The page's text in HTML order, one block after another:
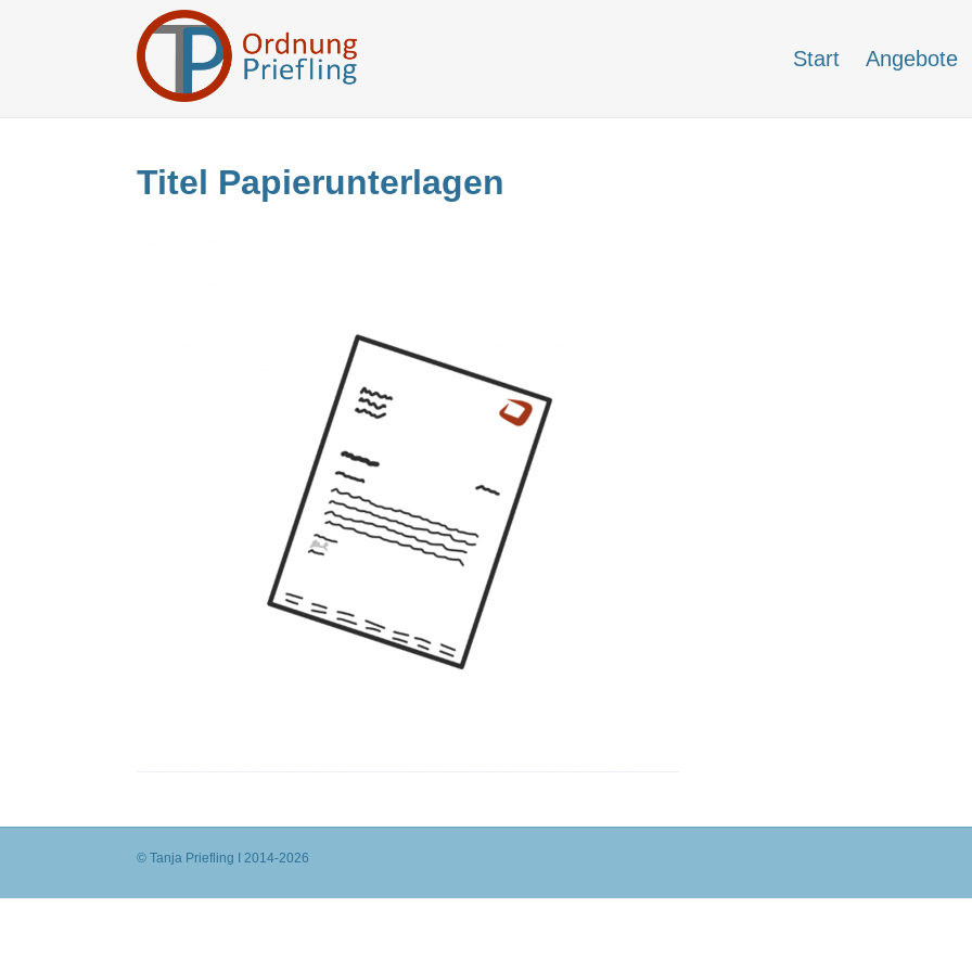
Start Angebote
Titel Papierunterlagen
© Tanja Priefling I 2014-2026